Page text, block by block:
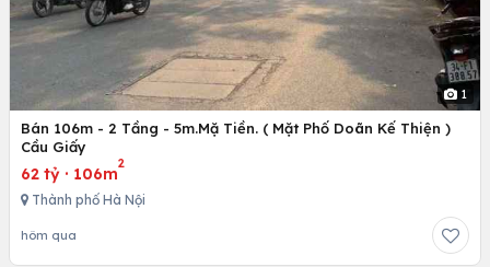
1
Bán 106m - 2 Tầng - 5m.Mặ Tiền. ( Mặt Phố Doãn Kế Thiện )
Cầu Giấy
62 tỷ · 106m
2
Thành phố Hà Nội
hôm qua